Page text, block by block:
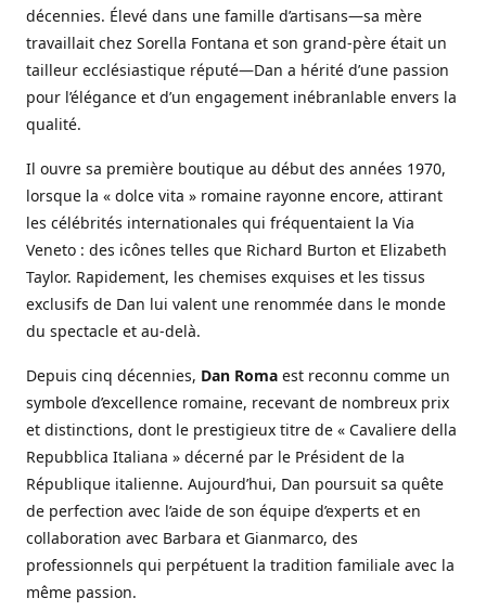
décennies. Élevé dans une famille d’artisans—sa mère
travaillait chez Sorella Fontana et son grand-père était un
tailleur ecclésiastique réputé—Dan a hérité d’une passion
pour l’élégance et d’un engagement inébranlable envers la
qualité.
Il ouvre sa première boutique au début des années 1970,
lorsque la « dolce vita » romaine rayonne encore, attirant
les célébrités internationales qui fréquentaient la Via
Veneto : des icônes telles que Richard Burton et Elizabeth
Taylor. Rapidement, les chemises exquises et les tissus
exclusifs de Dan lui valent une renommée dans le monde
du spectacle et au-delà.
Depuis cinq décennies, Dan Roma est reconnu comme un
symbole d’excellence romaine, recevant de nombreux prix
et distinctions, dont le prestigieux titre de « Cavaliere della
Repubblica Italiana » décerné par le Président de la
République italienne. Aujourd’hui, Dan poursuit sa quête
de perfection avec l’aide de son équipe d’experts et en
collaboration avec Barbara et Gianmarco, des
professionnels qui perpétuent la tradition familiale avec la
même passion.